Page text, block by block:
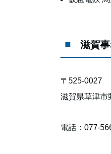
滋賀
〒525-0027
滋賀県草津市
電話：077-